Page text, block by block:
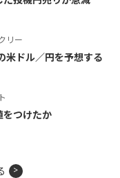
リー
米ドル／円を予想する
をつけたか